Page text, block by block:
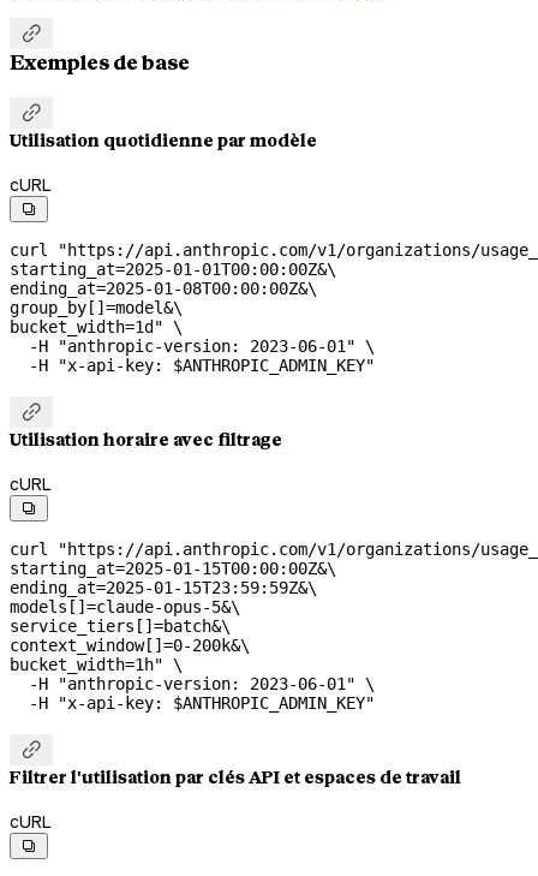

Exemples de base

Utilisation quotidienne par modèle
cURL

curl
"https://api.anthropic.com/v1/organizations/
starting_at=2025-01-01T00:00:00Z&\
ending_at=2025-01-08T00:00:00Z&\
group_by[]=model&\
bucket_width=1d" \
  -H
"anthropic-version: 2023-06-01" \
  -H
"x-api-key: $ANTHROPIC_ADMIN_KEY"

Utilisation horaire avec filtrage
cURL

curl
"https://api.anthropic.com/v1/organizations/
starting_at=2025-01-15T00:00:00Z&\
ending_at=2025-01-15T23:59:59Z&\
models[]=claude-opus-5&\
service_tiers[]=batch&\
context_window[]=0-200k&\
bucket_width=1h" \
  -H
"anthropic-version: 2023-06-01" \
  -H
"x-api-key: $ANTHROPIC_ADMIN_KEY"

Filtrer l'utilisation par clés API et espaces de travail
cURL
